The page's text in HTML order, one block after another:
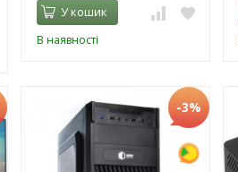
У кошик
В наявності
-3%